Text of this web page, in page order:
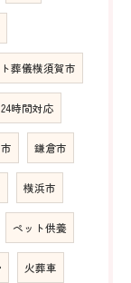
葬儀横須賀市
24時間対応
鎌倉市
横浜市
ペット供養
火葬車